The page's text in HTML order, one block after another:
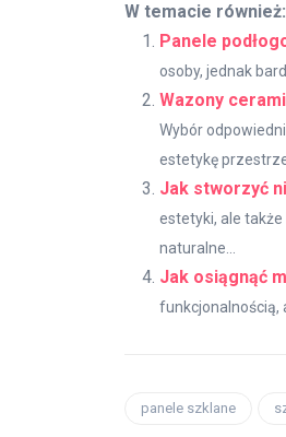
W temacie również:
Panele
osoby, jednak
Wazony
Wybór
estetykę
Jak stworzyć
estetyki, ale
naturalne...
Jak osiągnąć
funkcjonalnością,
panele szklane